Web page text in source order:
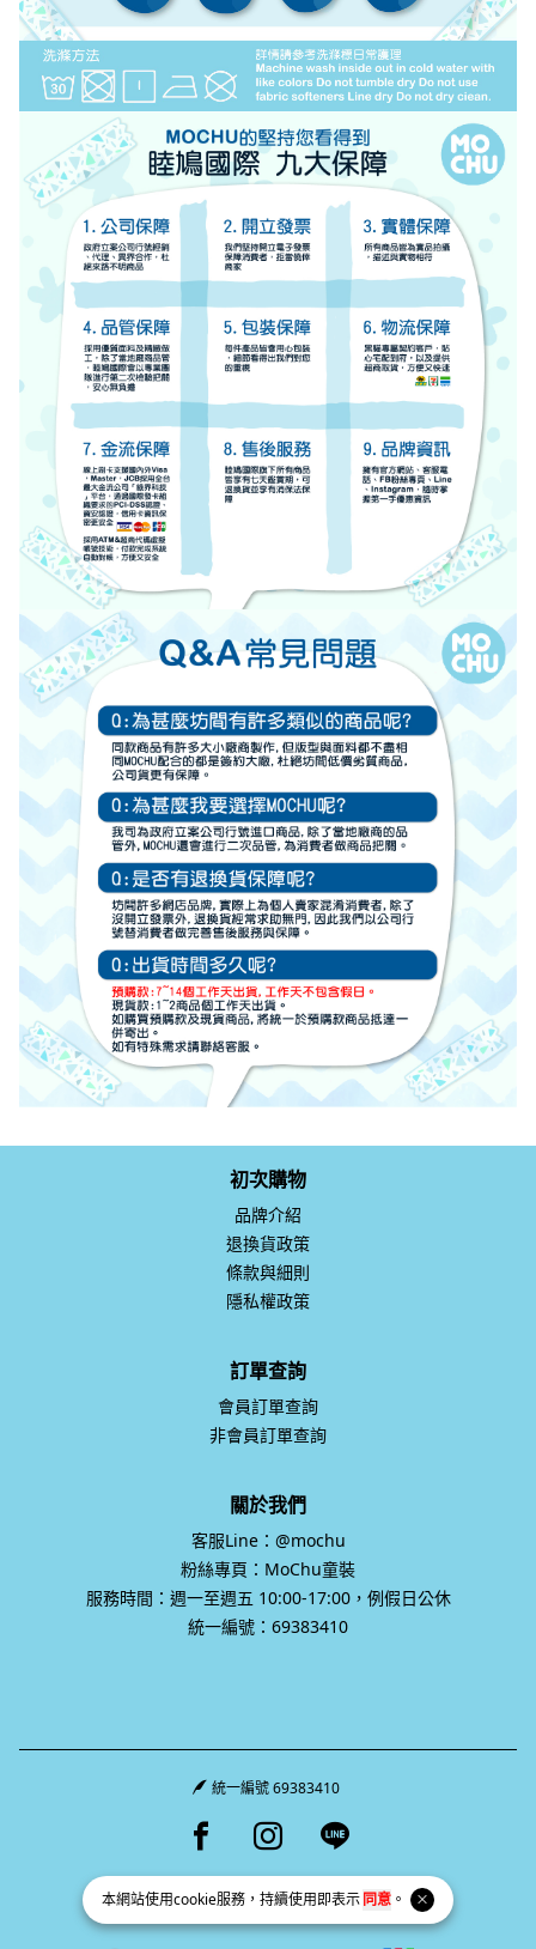
本網站使用cookie服務，持續使用即表示同意 。
初次購物
品牌介紹
退換貨政策
條款與細則
隱私權政策
訂單查詢
會員訂單查詢
非會員訂單查詢
關於我們
客服Line：@mochu
粉絲專頁：MoChu童裝
服務時間：週一至週五 10:00-17:00，例假日公休
統一編號：69383410
統一編號 69383410
Facebook page
Instagram page
Line page